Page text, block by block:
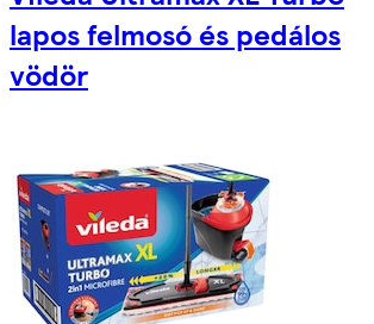
lapos felmosó és pedálos
vödör